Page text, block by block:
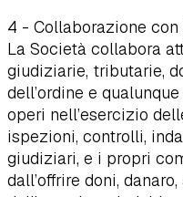
4 - Collaborazione
La Società collabora
giudiziarie, tributarie,
dell’ordine e
operi nell’esercizio
ispezioni, controlli,
giudiziari, e i propri
dall’offrire doni,